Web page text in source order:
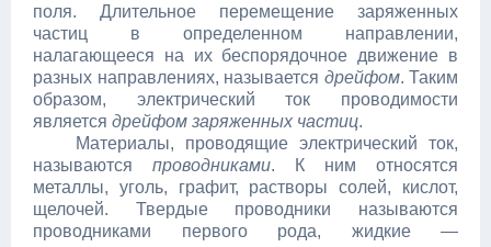
поля. Длительное перемещение заряженных
частиц в определенном направлении,
налагающееся на их беспорядочное движение в
разных направлениях, называется дрейфом. Таким
образом, электрический ток проводимости
является дрейфом заряженных частиц.
Материалы, проводящие электрический ток,
называются проводниками. К ним относятся
металлы, уголь, графит, растворы солей, кислот,
щелочей. Твердые проводники называются
проводниками первого рода, жидкие —